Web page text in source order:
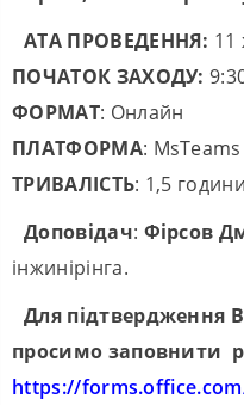
АТА ПРОВЕДЕННЯ: 11
ПОЧАТОК ЗАХОДУ:
ФОРМАТ: Онлайн
ПЛАТФОРМА: MsTeams
ТРИВАЛІСТЬ: 1,5 години
Доповідач: Фірсов
інжинірінга.
Для підтвердження
просимо заповнити
https://